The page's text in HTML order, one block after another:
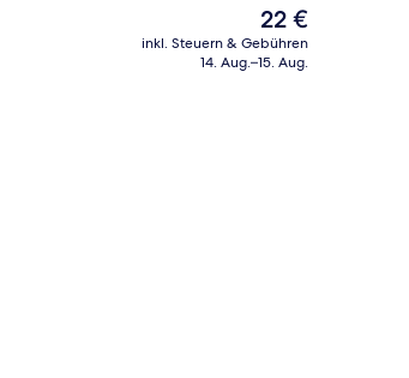
Nichtraucher, Stadtblick | Allergikerbettwaren,
Außenbereich
Der
aktuelle
Preis
22 €
inkl. Steuern & Gebühren
14. Aug.–15. Aug.